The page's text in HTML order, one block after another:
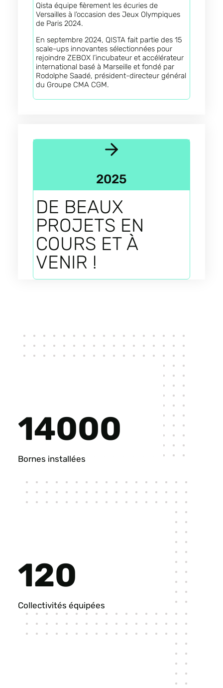
Qista équipe fièrement les écuries de
Versailles à l’occasion des Jeux Olympiques
de Paris 2024.
En septembre 2024, QISTA fait partie des 15
scale-ups innovantes sélectionnées pour
rejoindre ZEBOX l’incubateur et accélérateur
international basé à Marseille et fondé par
Rodolphe Saadé, président-directeur général
du Groupe CMA CGM.
2025
DE BEAUX
PROJETS EN
COURS ET À
VENIR !
14000
Bornes installées
120
Collectivités équipées